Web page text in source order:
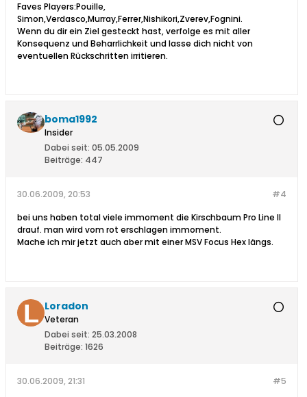
Faves Players:Pouille,
Simon,Verdasco,Murray,Ferrer,Nishikori,Zverev,Fognini.
Wenn du dir ein Ziel gesteckt hast, verfolge es mit aller
Konsequenz und Beharrlichkeit und lasse dich nicht von
eventuellen Rückschritten irritieren.
boma1992
Insider
Dabei seit: 05.05.2009
Beiträge: 447
#4
30.06.2009, 20:53
bei uns haben total viele immoment die Kirschbaum Pro Line II
drauf. man wird vom rot erschlagen immoment.
Mache ich mir jetzt auch aber mit einer MSV Focus Hex längs.
Loradon
Veteran
Dabei seit: 25.03.2008
Beiträge: 1626
#5
30.06.2009, 21:31